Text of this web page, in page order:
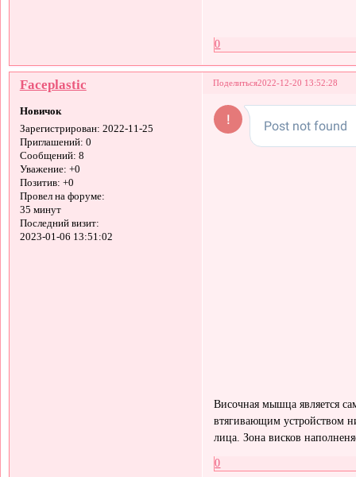
0
Поделиться2022-12-20 13:52:28
Faceplastic
Новичок
Зарегистрирован: 2022-11-25
Приглашений: 0
Сообщений: 8
Уважение: +0
Позитив: +0
Провел на форуме:
35 минут
Последний визит:
2023-01-06 13:51:02
Височная мышца является
втягивающим устройством
лица. Зона висков
0